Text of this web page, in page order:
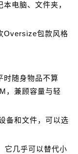
电脑、文件夹，
Oversize包款风格
时随身物品不算
，兼顾容量与轻
备和文件，可以选
它几乎可以替代小